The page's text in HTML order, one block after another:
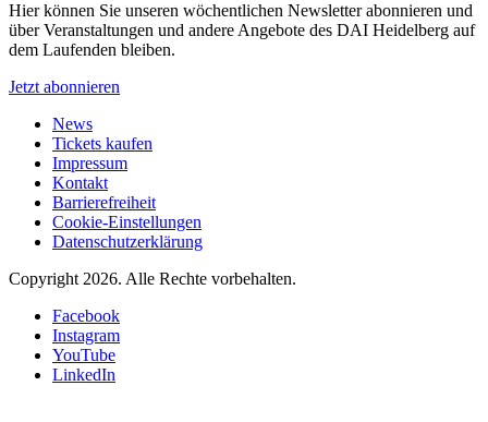
Hier können Sie unseren wöchentlichen Newsletter abonnieren und
über Veranstaltungen und andere Angebote des DAI Heidelberg auf
dem Laufenden bleiben.
Jetzt abonnieren
News
Tickets kaufen
Impressum
Kontakt
Barrierefreiheit
Cookie-Einstellungen
Datenschutzerklärung
Copyright 2026. Alle Rechte vorbehalten.
Facebook
Instagram
YouTube
LinkedIn